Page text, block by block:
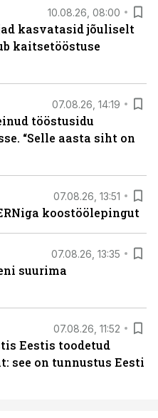
10.08.26, 08:00
kasvatasid jõuliselt
kaitsetööstuse
07.08.26, 14:19
tööstusidu
“Selle aasta siht on
07.08.26, 13:51
koostöölepingut
07.08.26, 13:35
suurima
07.08.26, 11:52
Eestis toodetud
see on tunnustus Eesti